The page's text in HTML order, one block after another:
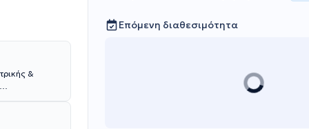
&
Νέα
Επόμενη διαθεσιμότητα